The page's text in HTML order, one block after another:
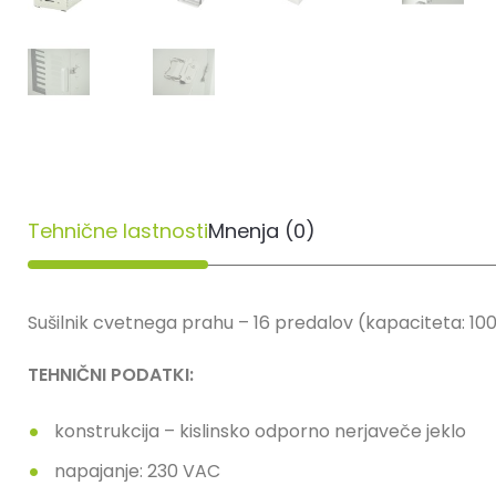
Tehnične lastnostiMnenja (0)
Sušilnik cvetnega prahu – 16 predalov (kapaciteta:
TEHNIČNI PODATKI:
konstrukcija – kislinsko odporno nerjaveče jeklo
napajanje: 230 VAC